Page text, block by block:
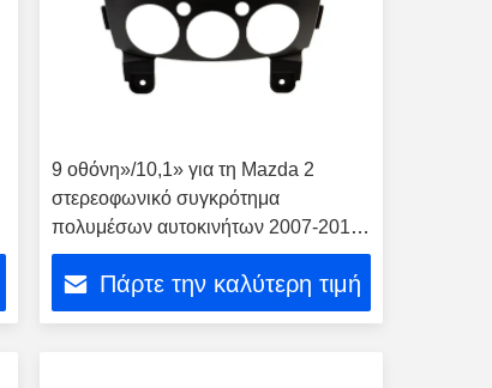
9 οθόνη»/10,1» για τη Mazda 2
στερεοφωνικό συγκρότημα
πολυμέσων αυτοκινήτων 2007-2014
Mazda2
Πάρτε την καλύτερη τιμή